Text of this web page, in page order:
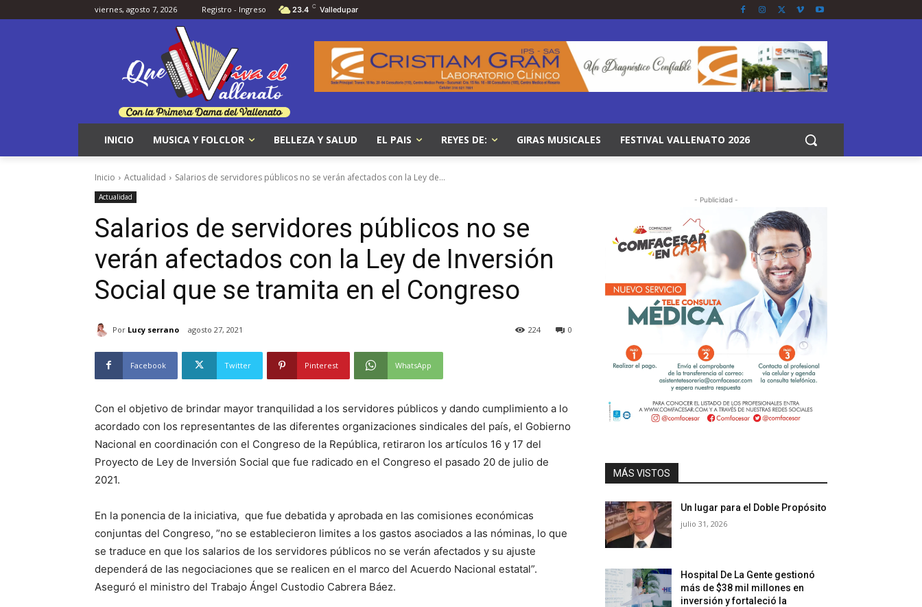
viernes, agosto 7, 2026 Registro - Ingreso 23.4 C Valledupar
INICIO MUSICA Y FOLCLOR BELLEZA Y SALUD EL PAIS REYES DE: GIRAS MUSICALES FESTIVAL VALLENATO 2026
Inicio Actualidad Salarios de servidores públicos no se verán afectados con la Ley de...
Actualidad
Salarios de servidores públicos no se
verán afectados con la Ley de Inversión
Social que se tramita en el Congreso
Por Lucy serrano agosto 27, 2021 0
224
Facebook Twitter Pinterest WhatsApp
Con el objetivo de brindar mayor tranquilidad a los servidores públicos y dando cumplimiento a lo
acordado con los representantes de las diferentes organizaciones sindicales del país, el Gobierno
Nacional en coordinación con el Congreso de la República, retiraron los artículos 16 y 17 del
Proyecto de Ley de Inversión Social que fue radicado en el Congreso el pasado 20 de julio de
2021.
En la ponencia de la iniciativa, que fue debatida y aprobada en las comisiones económicas
conjuntas del Congreso, ”no se establecieron limites a los gastos asociados a las nóminas, lo que
se traduce en que los salarios de los servidores públicos no se verán afectados y su ajuste
dependerá de las negociaciones que se realicen en el marco del Acuerdo Nacional estatal”.
Aseguró el ministro del Trabajo Ángel Custodio Cabrera Báez.
- Publicidad -
MÁS VISTOS
Un lugar para el Doble Propósito
julio 31, 2026
Hospital De La Gente gestionó
más de $38 mil millones en
inversión y fortaleció la